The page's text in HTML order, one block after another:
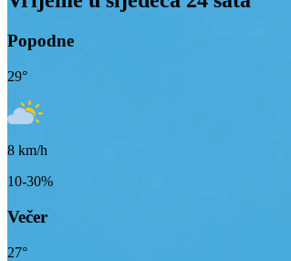
Popodne
29°
8 km/h
10-30%
Večer
27°